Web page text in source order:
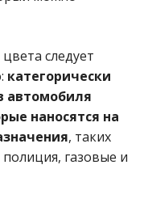
следует
категорически
автомобиля
наносятся на
, таких
газовые и